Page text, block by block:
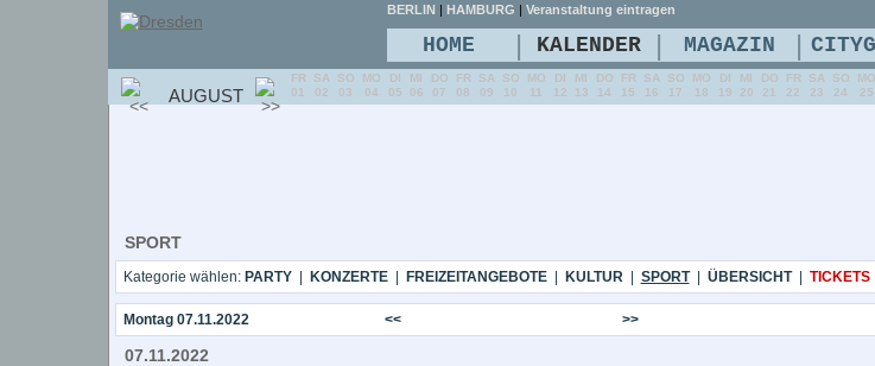
SPORT
Kategorie wählen: PARTY| KONZERTE| FREIZEITANGEBOTE| KULTUR| SPORT| ÜBERSICHT| TICKETS
Montag 07.11.2022 << >>
07.11.2022
BERLIN | HAMBURG | Veranstaltung eintragen
HOME | KALENDER | MAGAZIN |
AUGUST
FR
01
SA
02
SO
03
MO
04
DI
05
MI
06
DO
07
FR
08
SA
09
SO
10
MO
11
DI
12
MI
13
DO
14
FR
15
SA
16
SO
17
MO
18
DI
19
MI
20
DO
21
FR
22
SA
23
SO
24
MO
25